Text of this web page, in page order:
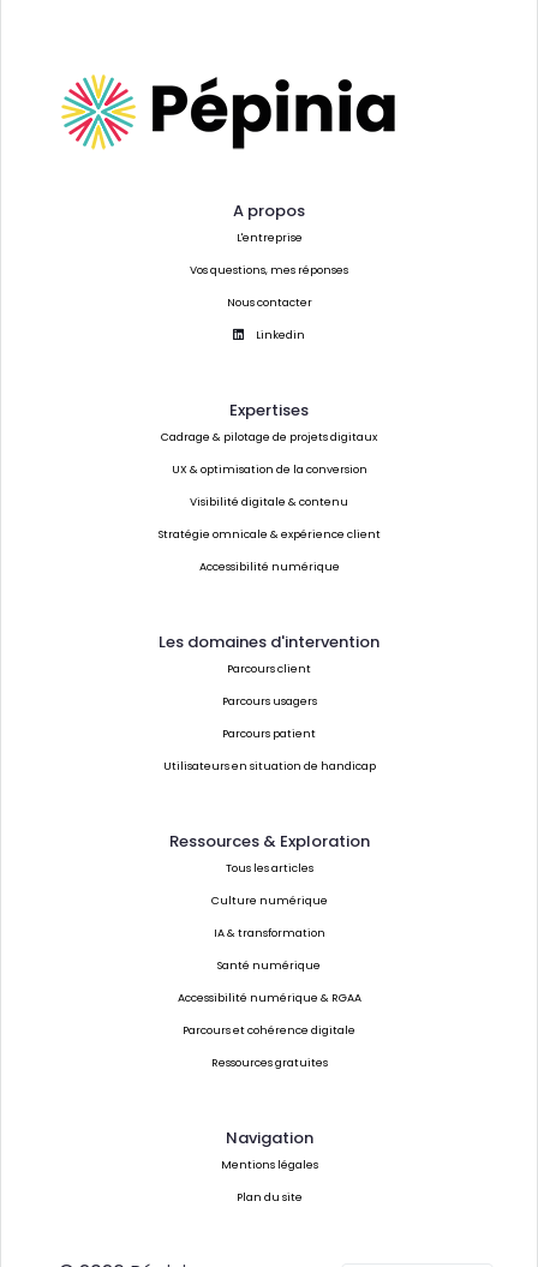
A propos
L'entreprise
Vos questions, mes réponses
Nous contacter
Linkedin
Expertises
Cadrage & pilotage de projets digitaux
UX & optimisation de la conversion
Visibilité digitale & contenu
Stratégie omnicale & expérience client
Accessibilité numérique
Les domaines d'intervention
Parcours client
Parcours usagers
Parcours patient
Utilisateurs en situation de handicap
Ressources & Exploration
Tous les articles
Culture numérique
IA & transformation
Santé numérique
Accessibilité numérique & RGAA
Parcours et cohérence digitale
Ressources gratuites
Navigation
Mentions légales
Plan du site